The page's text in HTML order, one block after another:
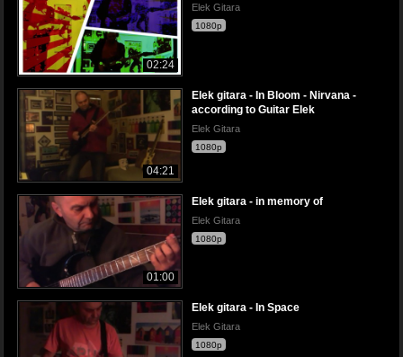
02:24
Elek Gitara
1080p
04:21
Elek gitara - In Bloom - Nirvana -
according to Guitar Elek
Elek Gitara
1080p
01:00
Elek gitara - in memory of
Elek Gitara
1080p
Elek gitara - In Space
Elek Gitara
1080p